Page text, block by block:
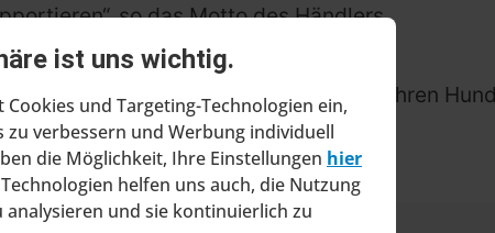
ist uns wichtig.
Cookies und Targeting-Technologien ein,
verbessern und Werbung individuell
die Möglichkeit, Ihre Einstellungen hier
helfen uns auch, die Nutzung
analysieren und sie kontinuierlich zu
so das Motto des Händlers.
hier erhältlich.
Perfekt für alle, die ihren
ohne Langeweile!